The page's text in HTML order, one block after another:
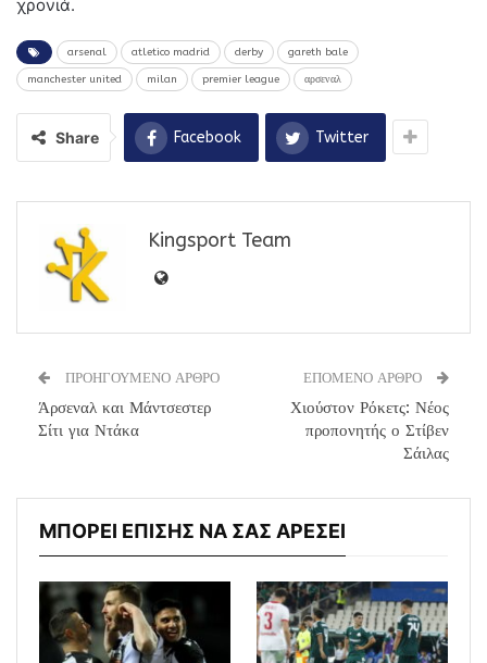
χρονιά.
arsenal atletico madrid derby gareth bale
manchester united milan premier league αρσεναλ
Share Facebook Twitter
Kingsport Team
ΠΡΟΗΓΟΥΜΕΝΟ ΑΡΘΡΟ
Άρσεναλ και Μάντσεστερ
Σίτι για Ντάκα
ΕΠΟΜΕΝΟ ΑΡΘΡΟ
Χιούστον Ρόκετς: Νέος
προπονητής ο Στίβεν
Σάιλας
ΜΠΟΡΕΙ ΕΠΙΣΗΣ ΝΑ ΣΑΣ ΑΡΕΣΕΙ